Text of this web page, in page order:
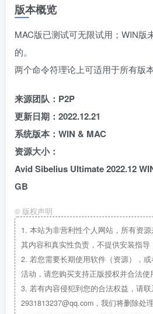
版本概览
MAC版已测试可无限试用；WIN版
的。
两个命令符理论上可适用于所有版
来源团队：P2P
更新日期：2022.12.21
系统版本：WIN & MAC
资源大小：
Avid Sibelius Ultimate 2022.12
GB
© 版权声明
1. 本站为非营利性个人网站，所有资
其内容和真实性负责，不提供安装指导
2. 若您需要长期使用软件（资源），
活动，请您购买支持正版授权并合法使
3. 若有内容侵犯到您的合法权益，请联
2931813237@qq.com，我们将删除处